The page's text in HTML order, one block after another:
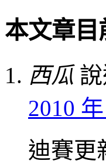
本文章目
西瓜 說
2010
迪賽更